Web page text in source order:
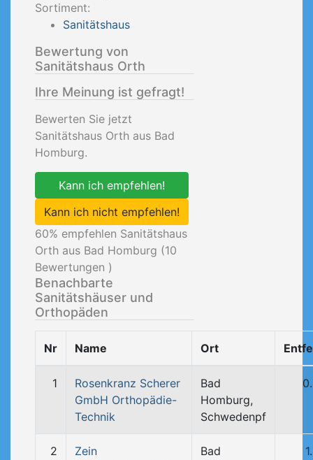
Sortiment:
Sanitätshaus
Bewertung von
Sanitätshaus Orth
Ihre Meinung ist gefragt!
Bewerten Sie jetzt
Sanitätshaus Orth aus Bad
Homburg.
Kann ich empfehlen!
Kann ich nicht empfehlen!
60% empfehlen Sanitätshaus
Orth aus Bad Homburg (10
Bewertungen )
Benachbarte
Sanitätshäuser und
Orthopäden
Nr Name Ort
1
Rosenkranz Scherer
GmbH Orthopädie-
Technik
Bad
Homburg,
Schwedenpf
2
Zein
Bad